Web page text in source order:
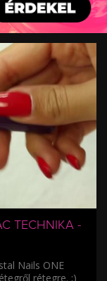
TECHNIKA -
Nails ONE
rétegre. ;)